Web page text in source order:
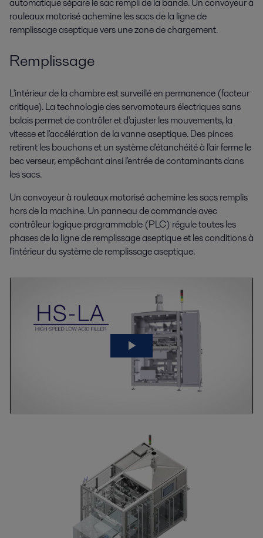
automatique sépare le sac rempli de la bande. Un convoyeur à
rouleaux motorisé achemine les sacs de la ligne de
remplissage aseptique vers une zone de chargement.
Remplissage
L'intérieur de la chambre est surveillé en permanence (facteur
critique). La technologie des servomoteurs électriques sans
balais permet de contrôler et d'ajuster les mouvements, la
vitesse et l'accélération de la vanne aseptique. Des pinces
retirent les bouchons et un système d'étanchéité à l'air ferme le
bec verseur, empêchant ainsi l'entrée de contaminants dans
les sacs.
Un convoyeur à rouleaux motorisé achemine les sacs remplis
hors de la machine. Un panneau de commande avec
contrôleur logique programmable (PLC) régule toutes les
phases de la ligne de remplissage aseptique et les conditions à
l'intérieur du système de remplissage aseptique.